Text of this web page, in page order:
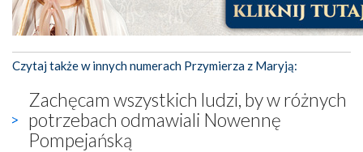
Czytaj także w innych numerach Przymierza z Maryją:
Zachęcam wszystkich ludzi, by w różnych
potrzebach odmawiali Nowennę
Pompejańską